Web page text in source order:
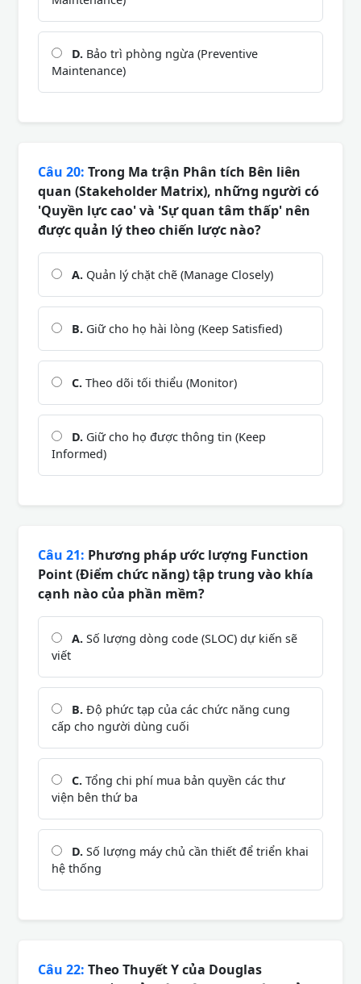
D. Bảo trì phòng ngừa (Preventive
Maintenance)
Câu 20: Trong Ma trận Phân tích Bên liên
quan (Stakeholder Matrix), những người có
'Quyền lực cao' và 'Sự quan tâm thấp' nên
được quản lý theo chiến lược nào?
A. Quản lý chặt chẽ (Manage Closely)
B. Giữ cho họ hài lòng (Keep Satisfied)
C. Theo dõi tối thiểu (Monitor)
D. Giữ cho họ được thông tin (Keep
Informed)
Câu 21: Phương pháp ước lượng Function
Point (Điểm chức năng) tập trung vào khía
cạnh nào của phần mềm?
A. Số lượng dòng code (SLOC) dự kiến sẽ
viết
B. Độ phức tạp của các chức năng cung
cấp cho người dùng cuối
C. Tổng chi phí mua bản quyền các thư
viện bên thứ ba
D. Số lượng máy chủ cần thiết để triển khai
hệ thống
Câu 22: Theo Thuyết Y của Douglas